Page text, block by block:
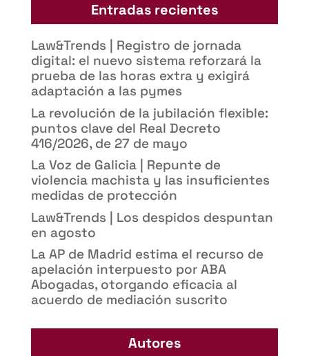
Entradas recientes
Law&Trends | Registro de jornada
digital: el nuevo sistema reforzará la
prueba de las horas extra y exigirá
adaptación a las pymes
La revolución de la jubilación flexible:
puntos clave del Real Decreto
416/2026, de 27 de mayo
La Voz de Galicia | Repunte de
violencia machista y las insuficientes
medidas de protección
Law&Trends | Los despidos despuntan
en agosto
La AP de Madrid estima el recurso de
apelación interpuesto por ABA
Abogadas, otorgando eficacia al
acuerdo de mediación suscrito
Autores